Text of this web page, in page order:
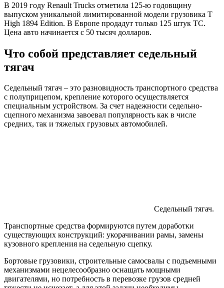
В 2019 году Renault Trucks отметила 125-ю годовщину
выпуском уникальной лимитированной модели грузовика T
High 1894 Edition. В Европе продадут только 125 штук ТС.
Цена авто начинается с 50 тысяч долларов.
Что собой представляет седельный
тягач
Седельный тягач – это разновидность транспортного средства
с полуприцепом, крепление которого осуществляется
специальным устройством. За счет надежности седельно-
сцепного механизма завоевал популярность как в числе
средних, так и тяжелых грузовых автомобилей.
Седельный тягач.
Транспортные средства формируются путем доработки
существующих конструкций: укорачивании рамы, замены
кузовного крепления на седельную сцепку.
Бортовые грузовики, строительные самосвалы с подъемными
механизмами нецелесообразно оснащать мощными
двигателями, но потребность в перевозке грузов средней